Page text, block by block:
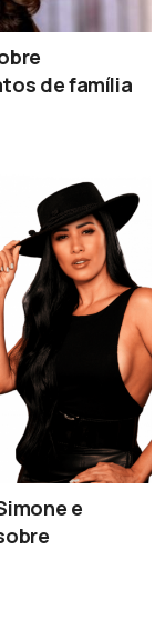
de família
e